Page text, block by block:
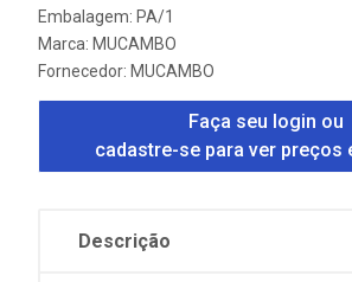
Embalagem: PA/1
Marca: MUCAMBO
Fornecedor: MUCAMBO
Faça seu login ou
cadastre-se para ver preços
Descrição